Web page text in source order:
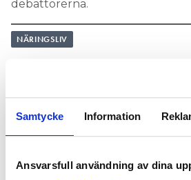
Samtycke Information
Ansvarsfull användning av dina
debattörerna.
NÄRINGSLIV
Nyhetsbrev
Prenumerera på vårt nyhetsbrev